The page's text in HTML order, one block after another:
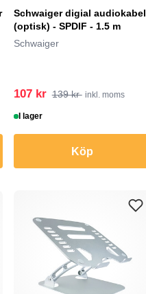
Schwaiger digial audiokabel
(optisk) - SPDIF - 1.5 m
Schwaiger
107 kr 139 kr inkl. moms
I lager
Köp